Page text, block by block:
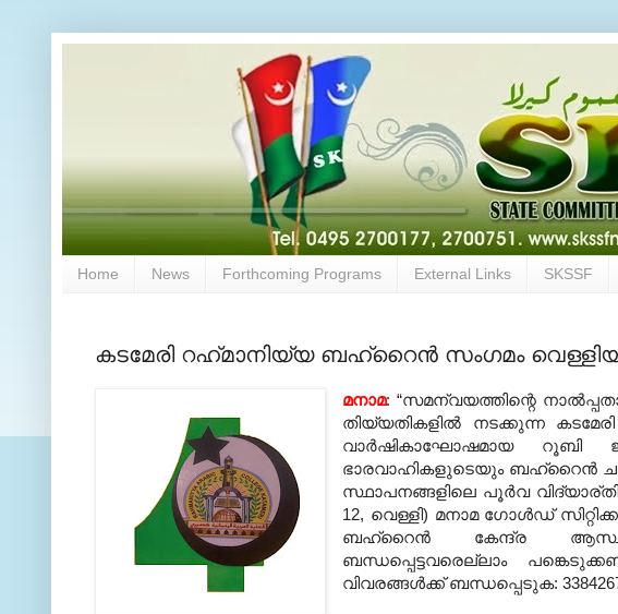
Home News Forthcoming Programs External Links SKSSF
കടമേരി റഹ്‌മാനിയ്യ ബഹ്‌റൈന്‍ സംഗമം
മനാമ: “സമന്വയത്തിന്റെ
തിയ്യതികളില്‍ നടക്കുന്ന
വാര്‍ഷികാഘോഷമായ റൂബി
ഭാരവാഹികളുടെയും ബഹ്‌റൈന്‍
സ്ഥാപനങ്ങളിലെ പൂർവ
12, വെള്ളി) മനാമ ഗോള്‍ഡ്‌
ബഹ്‌റൈന്‍ കേന്ദ്ര
ബന്ധപ്പെട്ടവരെല്ലാം
വിവരങ്ങള്‍ക്ക്‌ ബന്ധപ്പെടുക: